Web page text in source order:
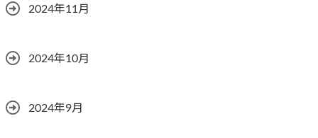
2024年11月
2024年10月
2024年9月